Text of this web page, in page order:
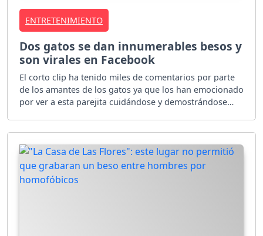
ENTRETENIMIENTO
Dos gatos se dan innumerables besos y
son virales en Facebook
El corto clip ha tenido miles de comentarios por parte
de los amantes de los gatos ya que los han emocionado
por ver a esta parejita cuidándose y demostrándose